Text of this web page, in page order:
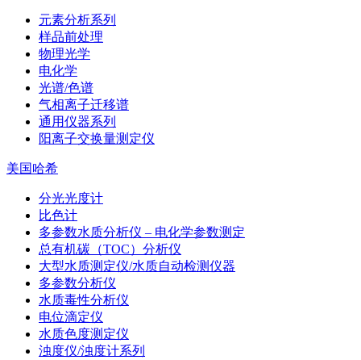
元素分析系列
样品前处理
物理光学
电化学
光谱/色谱
气相离子迁移谱
通用仪器系列
阳离子交换量测定仪
美国哈希
分光光度计
比色计
多参数水质分析仪 – 电化学参数测定
总有机碳（TOC）分析仪
大型水质测定仪/水质自动检测仪器
多参数分析仪
水质毒性分析仪
电位滴定仪
水质色度测定仪
浊度仪/浊度计系列